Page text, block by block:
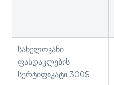
სახელოვანი
ფასდაკლების
სერტიფიკატი 300$